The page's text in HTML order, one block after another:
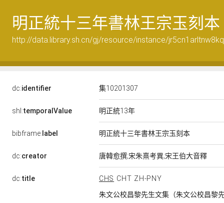
明正統十三年書林王宗玉刻本
http://data.library.sh.cn/gj/resource/instance/
dc:identifier 集10201307
shl:temporalValue 明正統13年
bibframe: label 明正統十三年書林王宗玉刻本
dc:creator 唐韓愈撰;宋朱熹考異;宋王伯大音釋
dc:title CHS CHT ZH-PNY
朱文公校昌黎先生文集（朱文公校昌黎